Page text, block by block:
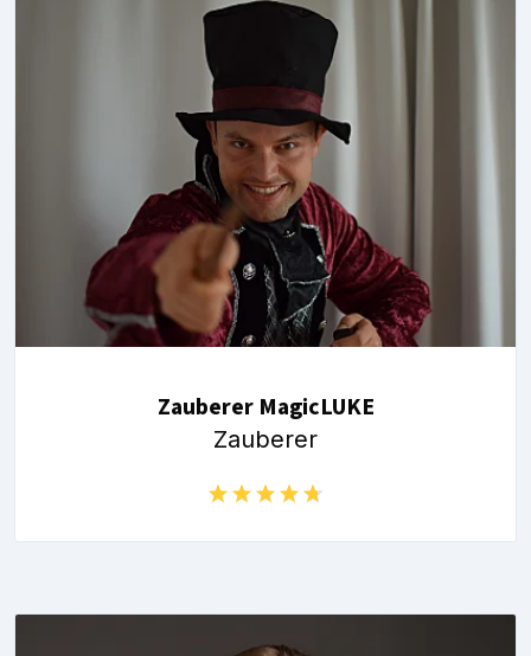
Zauberer MagicLUKE
Zauberer